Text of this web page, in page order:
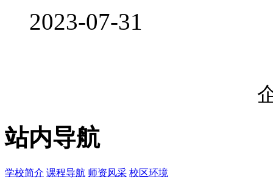
2023-07-31
站内导航
学校简介 课程导航 师资风采 校区环境